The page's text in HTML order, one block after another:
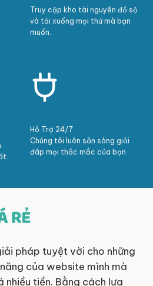
Truy cập kho tài nguyên đồ sộ
và tải xuống mọi thứ mà bạn
muốn.
Hỗ Trợ 24/7
Chúng tôi luôn sẵn sàng giải
đáp mọi thắc mắc của bạn.
pháp tuyệt vời cho những
của website mình mà
nhiều tiền. Bằng cách lựa